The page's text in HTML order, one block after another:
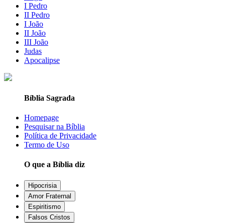
I Pedro
II Pedro
I João
II João
III João
Judas
Apocalipse
Bíblia Sagrada
Homepage
Pesquisar na Bíblia
Política de Privacidade
Termo de Uso
O que a Bíblia diz
Hipocrisia
Amor Fraternal
Espiritismo
Falsos Cristos